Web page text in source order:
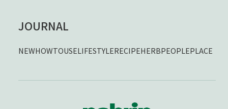
JOURNAL
NEWHOWTOUSELIFESTYLERECIPEHERBPEOPLEPLACE